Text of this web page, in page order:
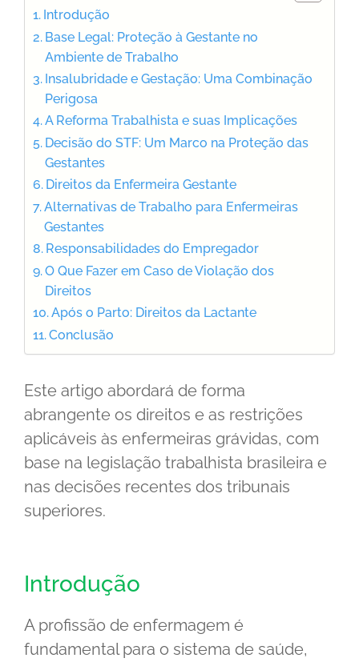
Introdução
Base Legal: Proteção à Gestante no
Ambiente de Trabalho
Insalubridade e Gestação: Uma Combinação
Perigosa
A Reforma Trabalhista e suas Implicações
Decisão do STF: Um Marco na Proteção das
Gestantes
Direitos da Enfermeira Gestante
Alternativas de Trabalho para Enfermeiras
Gestantes
Responsabilidades do Empregador
O Que Fazer em Caso de Violação dos
Direitos
Após o Parto: Direitos da Lactante
Conclusão
Este artigo abordará de forma
abrangente os direitos e as restrições
aplicáveis às enfermeiras grávidas, com
base na legislação trabalhista brasileira e
nas decisões recentes dos tribunais
superiores.
Introdução
A profissão de enfermagem é
fundamental para o sistema de saúde,